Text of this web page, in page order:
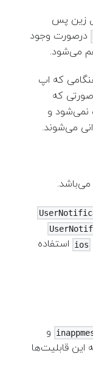
زین پس
درصورت وجود
می‌شود.
که اپ
صورتی که
نمی‌شود و
ios
استفاده
و
این قابلیت‌ها